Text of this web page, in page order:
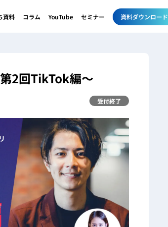
資料 コラム YouTube セミナー 資料ダウンロード
2回TikTok編～
受付終了